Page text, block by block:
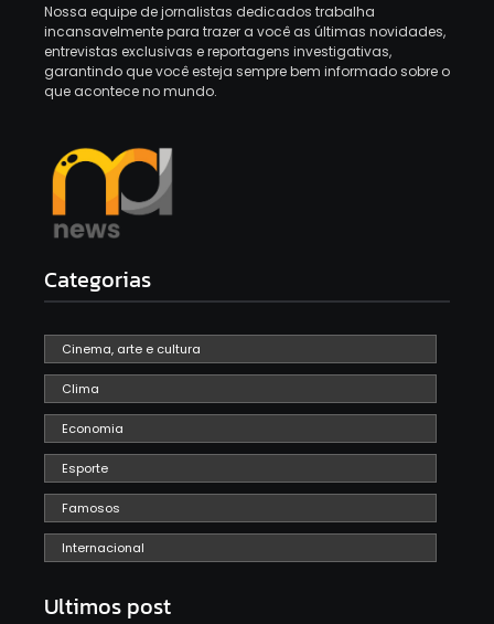
Nossa equipe de jornalistas dedicados trabalha
incansavelmente para trazer a você as últimas novidades,
entrevistas exclusivas e reportagens investigativas,
garantindo que você esteja sempre bem informado sobre o
que acontece no mundo.
Categorias
Cinema, arte e cultura
Clima
Economia
Esporte
Famosos
Internacional
Ultimos post